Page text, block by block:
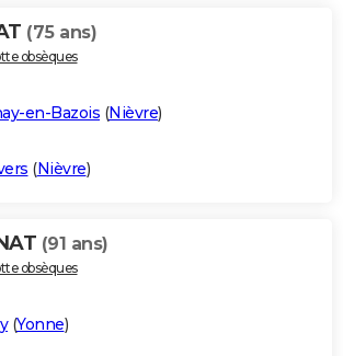
(75 ans)
obsèques
en-Bazois (Nièvre)
(Nièvre)
(91 ans)
obsèques
(Yonne)